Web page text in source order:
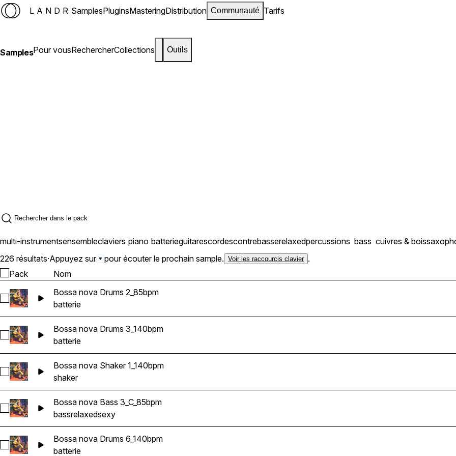
LANDR SamplesPluginsMasteringDistribution Communauté Tarifs
SamplesPour vousRechercherCollections Outils
multi-instrumentsensembleclaviers piano batterieguitarescordescontrebasserelaxedpercussions bass cuivres & bois
226 résultats·Appuyez sur pour écouter le prochain sample. Voir les raccourcis clavier .
Pack
Nom
Sélectionnez Bossa nova Drums 2_85bpm
Bossa nova Drums 2_85bpm
batterie
Sélectionnez Bossa nova Drums 3_140bpm
Bossa nova Drums 3_140bpm
batterie
Sélectionnez Bossa nova Shaker 1_140bpm
Bossa nova Shaker 1_140bpm
shaker
Sélectionnez Bossa nova Bass 3_C_85bpm
Bossa nova Bass 3_C_85bpm
bassrelaxedsexy
Sélectionnez Bossa nova Drums 6_140bpm
Bossa nova Drums 6_140bpm
batterie